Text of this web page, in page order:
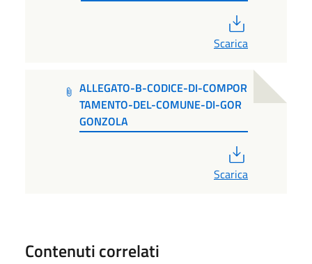
Scarica
ALLEGATO-B-CODICE-DI-COMPOR
TAMENTO-DEL-COMUNE-DI-GOR
GONZOLA
Scarica
Contenuti correlati